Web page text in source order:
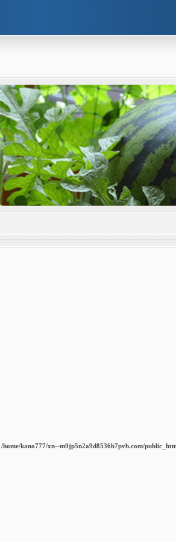
/home/kano777/xn--m9jp5n2a9d8536b7pvb.com/